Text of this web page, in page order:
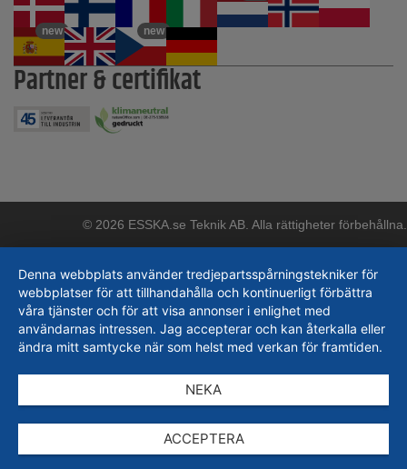
new new
Partner & certifikat
© 2026 ESSKA.se Teknik AB. Alla rättigheter förbehållna.
Denna webbplats använder tredjepartsspårningstekniker för
webbplatser för att tillhandahålla och kontinuerligt förbättra
våra tjänster och för att visa annonser i enlighet med
användarnas intressen. Jag accepterar och kan återkalla eller
ändra mitt samtycke när som helst med verkan för framtiden.
NEKA
ACCEPTERA